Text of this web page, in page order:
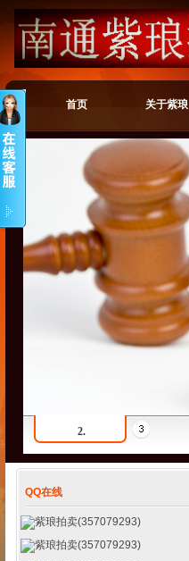
首页 关于紫琅
QQ在线
紫琅拍卖(357079293)
紫琅拍卖(357079293)